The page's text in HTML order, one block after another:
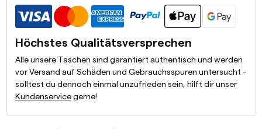
Höchstes Qualitätsversprechen
Alle unsere Taschen sind garantiert authentisch und werden
vor Versand auf Schäden und Gebrauchsspuren untersucht -
solltest du dennoch einmal unzufrieden sein, hilft dir unser
Kundenservicegerne!